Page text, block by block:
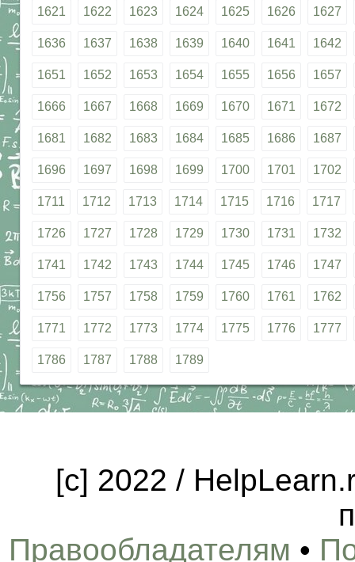
1621 1622 1623 1624 1625 1626 1627
1636 1637 1638 1639 1640 1641 1642
1651 1652 1653 1654 1655 1656 1657
1666 1667 1668 1669 1670 1671 1672
1681 1682 1683 1684 1685 1686 1687
1696 1697 1698 1699 1700 1701 1702
1711 1712 1713 1714 1715 1716 1717
1726 1727 1728 1729 1730 1731 1732
1741 1742 1743 1744 1745 1746 1747
1756 1757 1758 1759 1760 1761 1762
1771 1772 1773 1774 1775 1776 1777
1786 1787 1788 1789
[c] 2022 /
Правообладателям •